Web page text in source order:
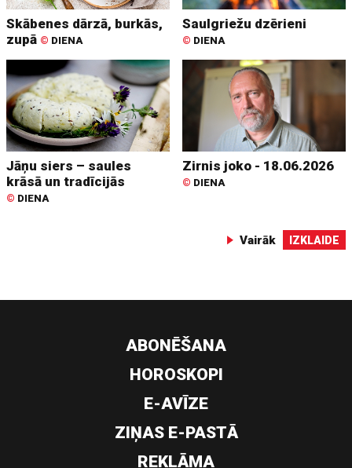
Skābenes dārzā, burkās,
zupā © DIENA
Saulgriežu dzērieni
© DIENA
Jāņu siers – saules
krāsā un tradīcijās
© DIENA
Zirnis joko - 18.06.2026
© DIENA
Vairāk IZKLAIDE
ABONĒŠANA
HOROSKOPI
E-AVĪZE
ZIŅAS E-PASTĀ
REKLĀMA